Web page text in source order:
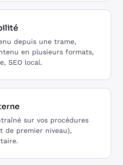
depuis une trame,
en plusieurs formats,
SEO local.
sur vos procédures
de premier niveau),